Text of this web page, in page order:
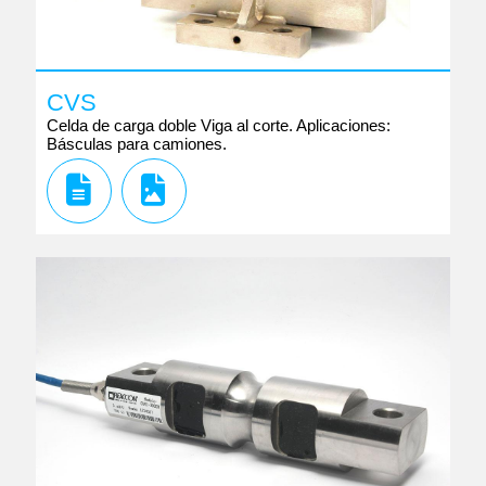
CVS
Celda de carga doble Viga al corte. Aplicaciones:
Básculas para camiones.